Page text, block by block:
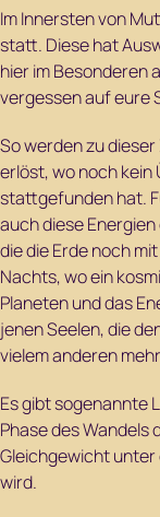
Im Innersten von
statt. Diese hat
hier im Besonderen
vergessen auf eure
So werden zu
erlöst, wo noch
stattgefunden hat.
auch diese
die die Erde noch
Nachts, wo ein
Planeten und das
jenen Seelen, die
vielem anderen
Es gibt sogenannte
Phase des
Gleichgewicht
wird.